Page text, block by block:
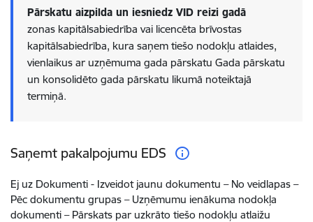
Pārskatu aizpilda un iesniedz VID reizi gadā
zonas kapitālsabiedrība vai licencēta brīvostas
kapitālsabiedrība, kura saņem tiešo nodokļu atlaides,
vienlaikus ar uzņēmuma gada pārskatu Gada pārskatu
un konsolidēto gada pārskatu likumā noteiktajā
termiņā.
Saņemt pakalpojumu EDS
Ej uz Dokumenti - Izveidot jaunu dokumentu – No veidlapas –
Pēc dokumentu grupas – Uzņēmumu ienākuma nodokļa
dokumenti – Pārskats par uzkrāto tiešo nodokļu atlaižu